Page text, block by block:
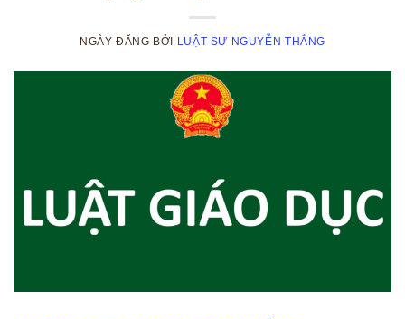
NGÀY ĐĂNG BỞI LUẬT SƯ NGUYỄN THẮNG